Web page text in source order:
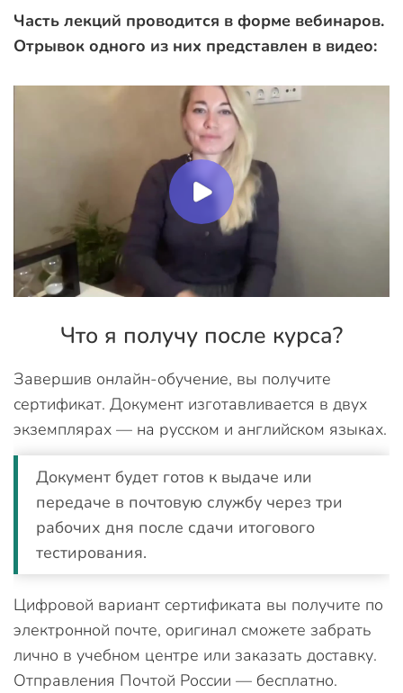
Часть лекций проводится в форме вебинаров.
Отрывок одного из них представлен в видео:
Что я получу после курса?
Завершив онлайн-обучение, вы получите
сертификат. Документ изготавливается в двух
экземплярах — на русском и английском языках.
Документ будет готов к выдаче или
передаче в почтовую службу через три
рабочих дня после сдачи итогового
тестирования.
Цифровой вариант сертификата вы получите по
электронной почте, оригинал сможете забрать
лично в учебном центре или заказать доставку.
Отправления Почтой России — бесплатно.